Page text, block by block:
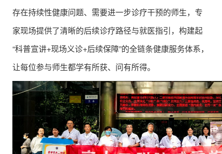
存在持续性健康问题、需要进一步诊疗干预的师生，专
家现场提供了清晰的后续诊疗路径与就医指引，构建起
“科普宣讲+现场义诊+后续保障”的全链条健康服务体系，
让每位参与师生都学有所获、问有所得。